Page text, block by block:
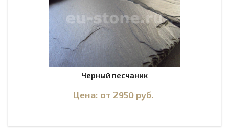
Черный песчаник
Цена: от 2950 руб.